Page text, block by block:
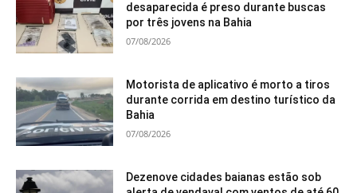
desaparecida é preso durante buscas
por três jovens na Bahia
07/08/2026
Motorista de aplicativo é morto a tiros
durante corrida em destino turístico da
Bahia
07/08/2026
Dezenove cidades baianas estão sob